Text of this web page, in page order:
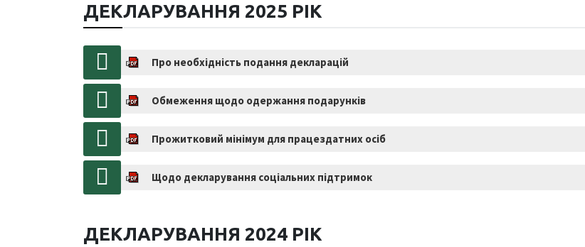
ДЕКЛАРУВАННЯ 2025 РІК
Про необхідність подання декларацій
Обмеження щодо одержання подарунків
Прожитковий мінімум для працездатних осіб
Щодо декларування соціальних підтримок
ДЕКЛАРУВАННЯ 2024 РІК